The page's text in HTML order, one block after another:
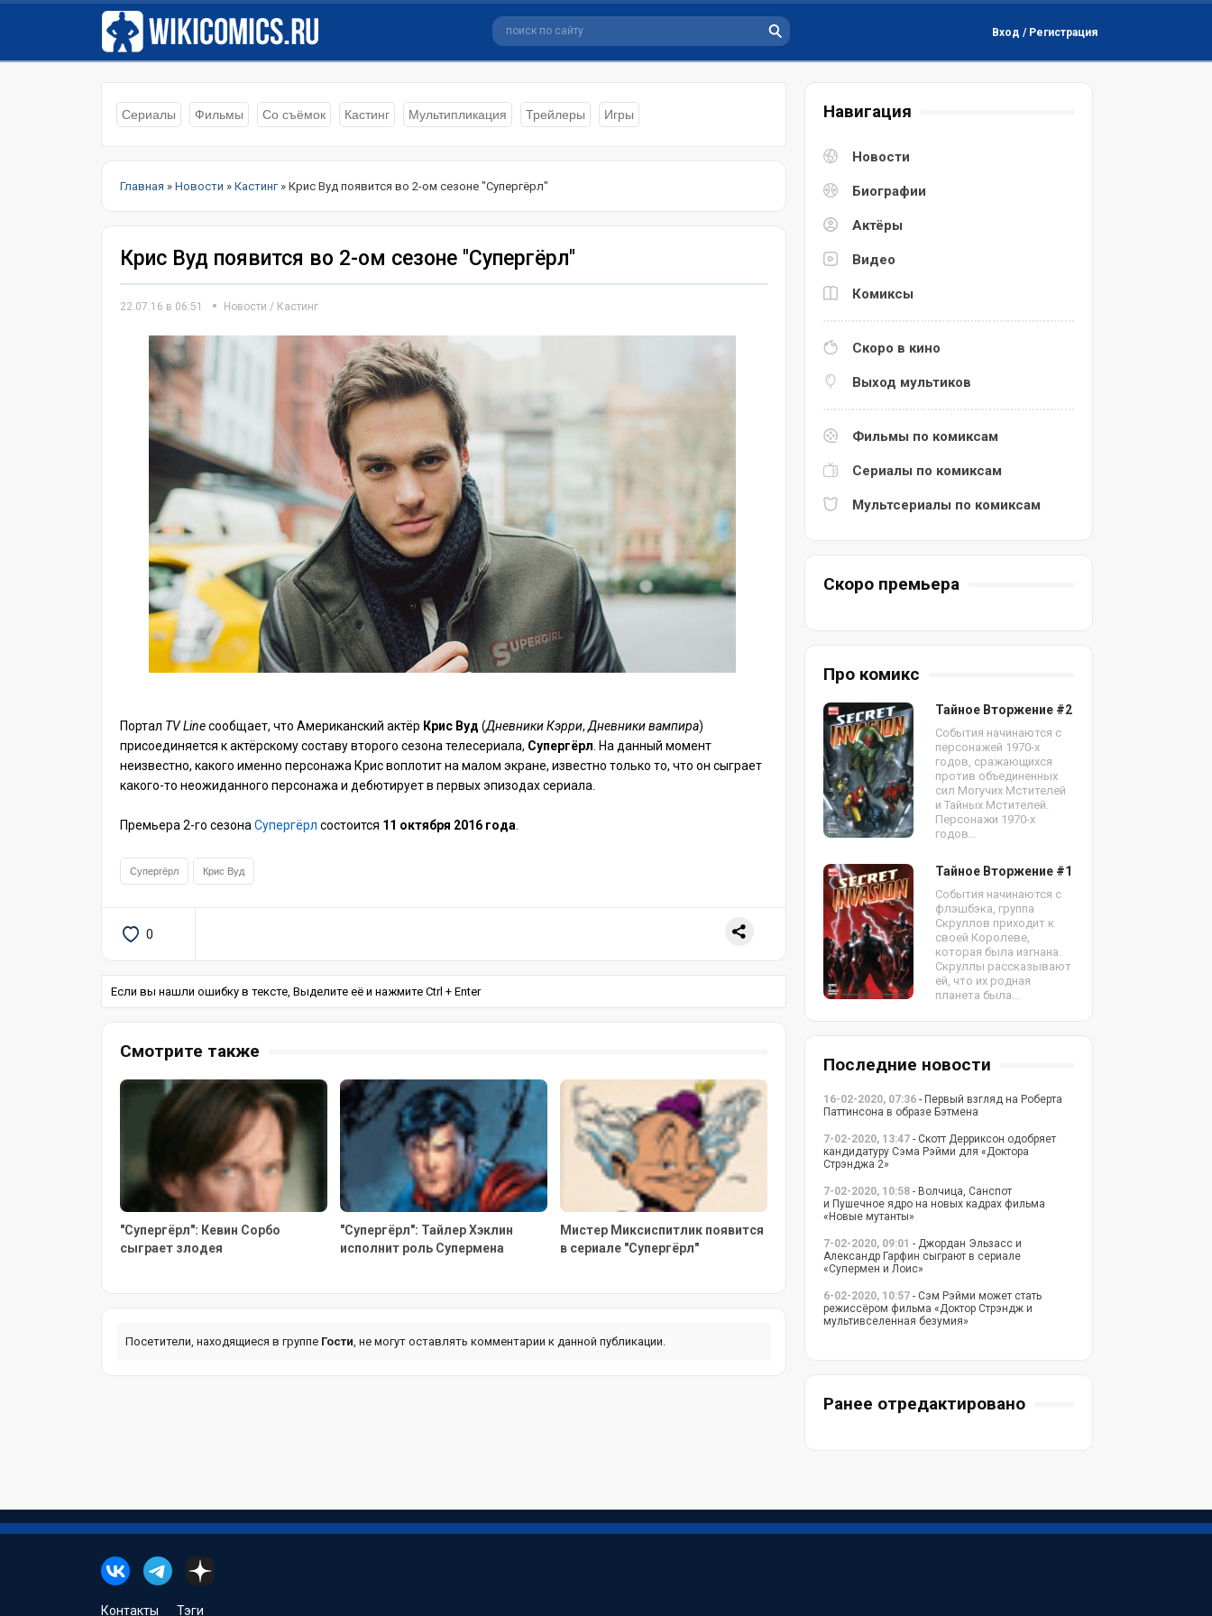
Вход / Регистрация
Сериалы Фильмы Со съёмок Кастинг Мультипликация Трейлеры Игры
Главная » Новости » Кастинг» Крис Вуд появится во 2-ом сезоне "Супергёрл"
Крис Вуд появится во 2-ом сезоне "Супергёрл"
22.07.16 в 06:51 Новости / Кастинг
Портал TVLineсообщает, что Американский актёр Крис Вуд (Дневники Кэрри, Дневники вампира)
присоединяется к актёрскому составу второго сезона телесериала, Супергёрл . На данный момент
неизвестно, какого именно персонажа Крис воплотит на малом экране, известно только то, что он сыграет
какого-то неожиданного персонажа и дебютирует в первых эпизодах сериала.
Премьера 2-го сезона Супергёрл состоится 11 октября 2016 года
Супергёрл Крис Вуд
0
Если вы нашли ошибку в тексте, Выделите её и нажмите Ctrl + Enter
Смотрите также
"Супергёрл": Кевин Сорбо
сыграет злодея
"Супергёрл": Тайлер Хэклин
исполнит роль Супермена
Мистер Миксиспитлик появится
в сериале "Супергёрл"
Посетители, находящиеся в группе Гости, не могут оставлять комментарии к данной публикации.
Навигация
Новости
Биографии
Актёры
Видео
Комиксы
Скоро в кино
Выход мультиков
Фильмы по комиксам
Сериалы по комиксам
Мультсериалы по комиксам
Скоро премьера
Про комикс
Тайное Вторжение #2
События начинаются с
персонажей 1970-х
годов, сражающихся
против объединенных
сил Могучих Мстителей
и Тайных Мстителей.
Персонажи 1970-х
годов...
Тайное Вторжение #1
События начинаются с
флэшбэка, группа
Скруллов приходит к
своей Королеве,
которая была изгнана.
Скруллы рассказывают
ей, что их родная
планета была...
Последние новости
16-02-2020, 07:36 - Первый взгляд на Роберта
Паттинсона в образе Бэтмена
7-02-2020, 13:47 - Скотт Дерриксон одобряет
кандидатуру Сэма Рэйми для «Доктора
Стрэнджа 2»
7-02-2020, 10:58 - Волчица, Санспот
и Пушечное ядро на новых кадрах фильма
«Новые мутанты»
7-02-2020, 09:01 - Джордан Эльзасс и
Александр Гарфин сыграют в сериале
«Супермен и Лоис»
6-02-2020, 10:57 - Сэм Рэйми может стать
режиссёром фильма «Доктор Стрэндж и
мультивселенная безумия»
Ранее отредактировано
Контакты Тэги